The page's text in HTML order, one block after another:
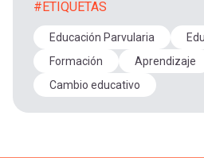
#ETIQUETAS
Educación Parvularia
Formación
Aprendizaje
Cambio educativo